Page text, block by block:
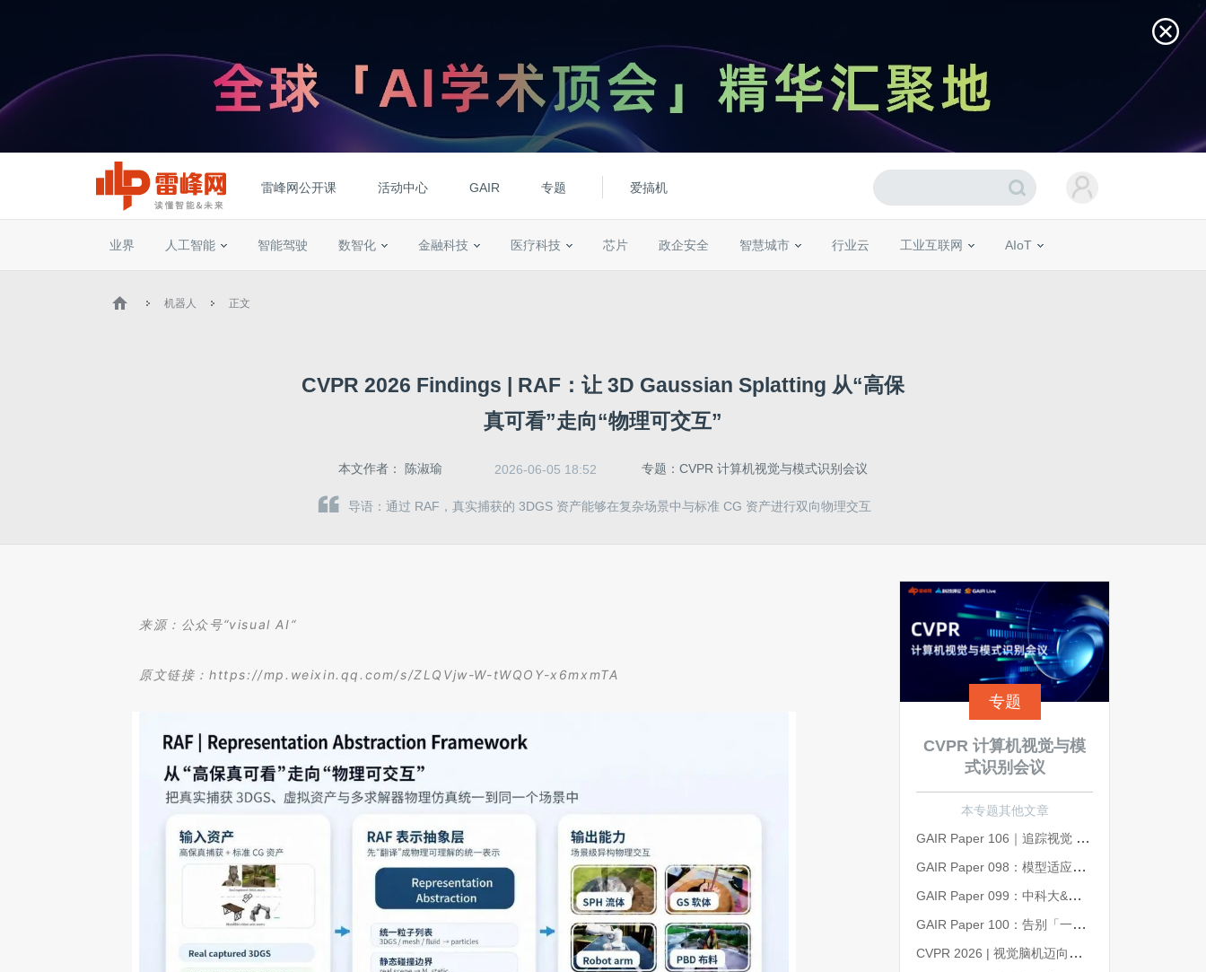
雷峰网公开课 活动中心 GAIR 专题 爱搞机
业界 人工智能 智能驾驶 数智化 金融科技 医疗科技 芯片 政企安全 智慧城市 行业云 工业互联网 AIoT
机器人 正文
CVPR 2026 Findings | RAF：让 3D Gaussian Splatting 从“高保
真可看”走向“物理可交互”
本文作者： 陈淑瑜 2026-06-05 18:52 专题：CVPR 计算机视觉与模式识别会议
导语：通过 RAF，真实捕获的 3DGS 资产能够在复杂场景中与标准 CG 资产进行双向物理交互
来源：公众号“visual AI“
原文链接： https://mp.weixin.qq.com/s/ZLQVjw-W-tWQOY-x6mxmTA
专题
CVPR 计算机视觉与模
式识别会议
本专题其他文章
GAIR Paper 106｜追踪视觉 Token 的演化轨迹，实现无损压缩与 60% 推理加速｜CVPR 2026
GAIR Paper 098：模型适应性研究盘点：从保留旧知识，到适应真实世界 | CVPR 2026
GAIR Paper 099：中科大&智象未来：强模型打底、轻模型精修，重塑视频超分体验丨CVPR 2026
GAIR Paper 100：告别「一属性一训练」，美图&北交大提出统一属性编辑框架 All-in-One Slider | CVPR 202
CVPR 2026 | 视觉脑机迈向双向交互！神经流模型 NeuroFlow 打通视觉与神经的双向通道